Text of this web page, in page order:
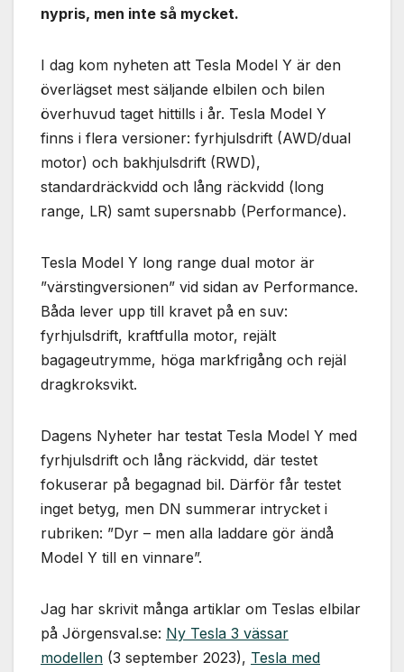
nypris, men inte så mycket.
I dag kom nyheten att Tesla Model Y är den
överlägset mest säljande elbilen och bilen
överhuvud taget hittills i år. Tesla Model Y
finns i flera versioner: fyrhjulsdrift (AWD/dual
motor) och bakhjulsdrift (RWD),
standardräckvidd och lång räckvidd (long
range, LR) samt supersnabb (Performance).
Tesla Model Y long range dual motor är
”värstingversionen” vid sidan av Performance.
Båda lever upp till kravet på en suv:
fyrhjulsdrift, kraftfulla motor, rejält
bagageutrymme, höga markfrigång och rejäl
dragkroksvikt.
Dagens Nyheter har testat Tesla Model Y med
fyrhjulsdrift och lång räckvidd, där testet
fokuserar på begagnad bil. Därför får testet
inget betyg, men DN summerar intrycket i
rubriken: ”Dyr – men alla laddare gör ändå
Model Y till en vinnare”.
Jag har skrivit många artiklar om Teslas elbilar
på Jörgensval.se: Ny Tesla 3 vässar
modellen (3 september 2023), Tesla med